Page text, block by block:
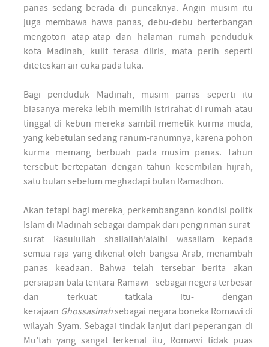
panas sedang berada di puncaknya. Angin musim itu
juga membawa hawa panas, debu-debu berterbangan
mengotori atap-atap dan halaman rumah penduduk
kota Madinah, kulit terasa diiris, mata perih seperti
diteteskan air cuka pada luka.
Bagi penduduk Madinah, musim panas seperti itu
biasanya mereka lebih memilih istrirahat di rumah atau
tinggal di kebun mereka sambil memetik kurma muda,
yang kebetulan sedang ranum-ranumnya, karena pohon
kurma memang berbuah pada musim panas. Tahun
tersebut bertepatan dengan tahun kesembilan hijrah,
satu bulan sebelum meghadapi bulan Ramadhon.
Akan tetapi bagi mereka, perkembangann kondisi politk
Islam di Madinah sebagai dampak dari pengiriman surat-
surat Rasulullah shallallah’alaihi wasallam kepada
semua raja yang dikenal oleh bangsa Arab, menambah
panas keadaan. Bahwa telah tersebar berita akan
persiapan bala tentara Ramawi –sebagai negera terbesar
dan terkuat tatkala itu- dengan
kerajaan Ghossasinahsebagai negara boneka Romawi di
wilayah Syam. Sebagai tindak lanjut dari peperangan di
Mu’tah yang sangat terkenal itu, Romawi tidak puas